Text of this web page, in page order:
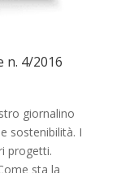
n. 4/2016
giornalino
sostenibilità. I
progetti.
sta la